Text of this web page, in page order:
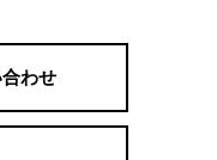
わせ